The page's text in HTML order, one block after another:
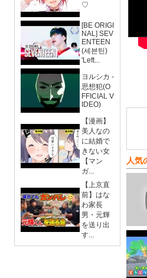
♡
[BE ORIGI
NAL] SEV
ENTEEN
(세븐틴)
'Left...
ヨルシカ -
思想犯(O
FFICIAL V
IDEO)
【漫画】
美人なの
に結婚で
きない女
【マン
ガ...
【上京直
前】はな
わ家長
男・元輝
を送り出
す...
人気